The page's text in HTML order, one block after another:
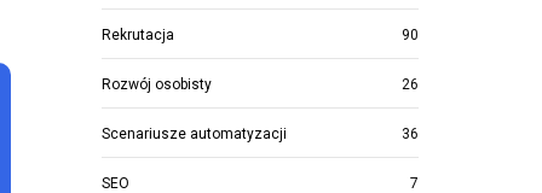
Rekrutacja 90
Rozwój osobisty 26
Scenariusze automatyzacji 36
SEO 7